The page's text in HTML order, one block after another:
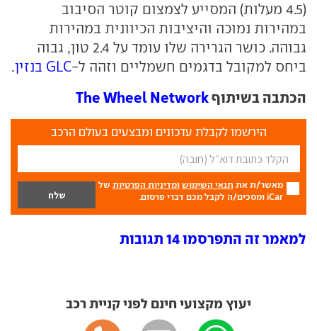
(4.5 מעלות) המסייע לצמצום קוטר הסיבוב
במהירות נמוכה והיציבות הכיוונית במהירות
גבוהה. כושר הגרירה שלו עומד על 2.4 טון, גבוה
ביחס למקובל בדגמים חשמליים וזהה ל-GLC בנזין .
הכתבה בשיתוףThe Wheel Network
הירשמו לקבלת עדכונים ומבצעים בעולם הרכב
מאשר/ת את תנאי השימוש ומדיניות הפרטיות של
iCar ומסכים/ה לקבל מכם דברי פרסום.
למאמר זה התפרסמו 14 תגובות
יעוץ מקצועי חינם לפני קניית רכב